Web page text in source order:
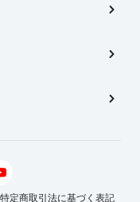
特定商取引法に基づく表記